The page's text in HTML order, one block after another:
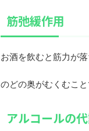
筋弛緩作用
お酒を飲むと筋力が
のどの奥がむくむこ
アルコールの